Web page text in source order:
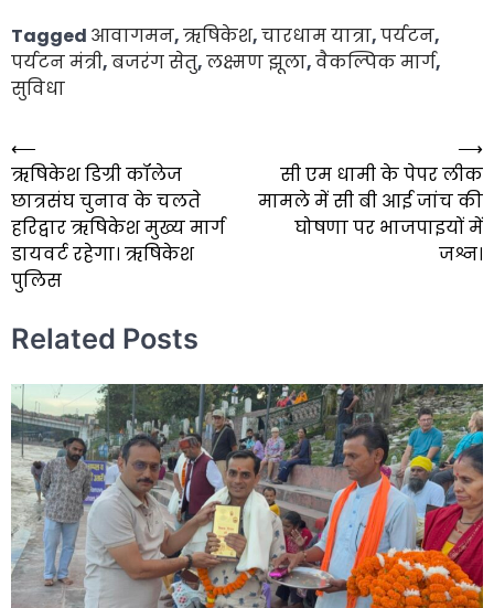
Tagged आवागमन,ऋषिकेश,चारधाम यात्रा,पर्यटन,
पर्यटन मंत्री,बजरंग सेतु,लक्ष्मण झूला,वैकल्पिक मार्ग,
सुविधा
Post
navigation
⟵
ऋषिकेश डिग्री कॉलेज
छात्रसंघ चुनाव के चलते
हरिद्वार ऋषिकेश मुख्य मार्ग
डायवर्ट रहेगा। ऋषिकेश
पुलिस
सी एम धामी के पेपर लीक
मामले में सी बी आई जांच की
घोषणा पर भाजपाइयों में
जश्न।
⟶
Related Posts